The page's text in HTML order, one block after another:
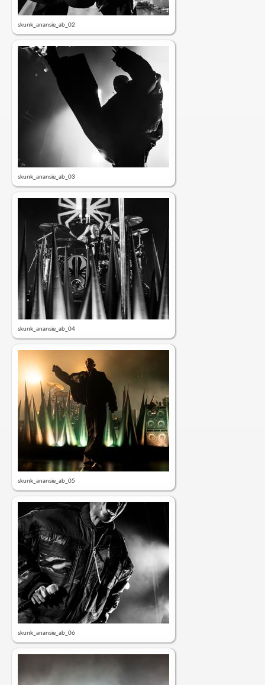
skunk_anansie_ab_02
skunk_anansie_ab_03
skunk_anansie_ab_04
skunk_anansie_ab_05
skunk_anansie_ab_06